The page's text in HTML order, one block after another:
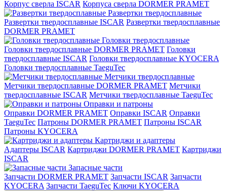
Корпус сверла ISCAR Корпуса сверла DORMER PRAMET
Развертки твердосплавные
Развертки твердосплавные ISCAR Развертки твердосплавные
DORMER PRAMET
Головки твердосплавные
Головки твердосплавные DORMER PRAMET Головки
твердосплавные ISCAR Головки твердосплавные KYOCERA
Головки твердосплавные TaeguTec
Метчики твердосплавные
Метчики твердосплавные DORMER PRAMET Метчики
твердосплавные ISCAR Метчики твердосплавные TaeguTec
Оправки и патроны
Оправки DORMER PRAMET Оправки ISCAR Оправки
TaeguTec Патроны DORMER PRAMET Патроны ISCAR
Патроны KYOCERA
Картриджи и адаптеры
Адаптеры ISCAR Картриджи DORMER PRAMET Картриджи
ISCAR
Запасные части
Запчасти DORMER PRAMET Запчасти ISCAR Запчасти
KYOCERA Запчасти TaeguTec Ключи KYOCERA